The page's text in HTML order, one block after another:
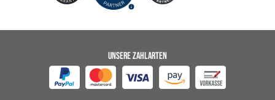
UNSERE ZAHLARTEN